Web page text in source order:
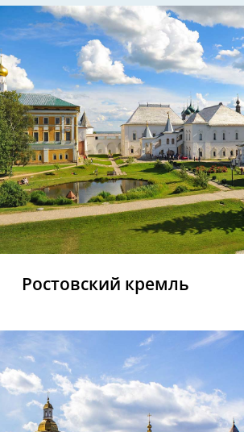
Ростовский кремль